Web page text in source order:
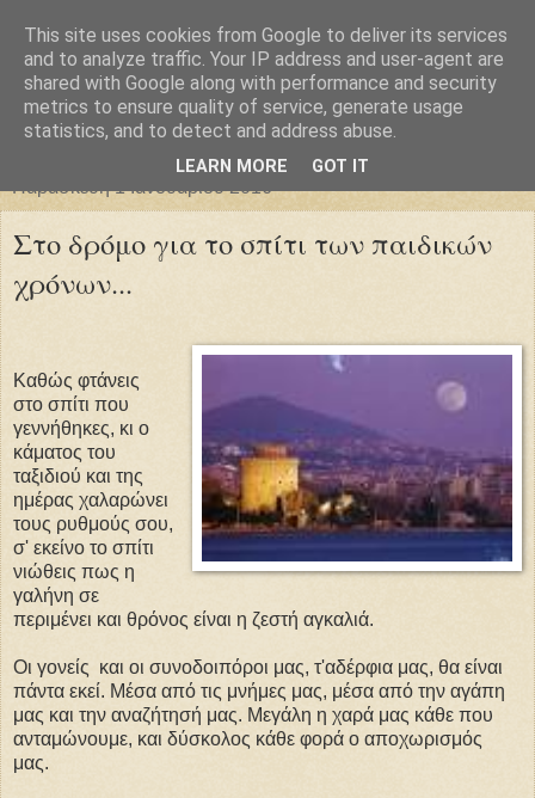
Φιλαρέτη
"ἄγει πρός φῶς τήν ἀλήθειαν χρόνος" -- Μένανδρος
Παρασκευή 1 Ιανουαρίου 2016
Στο δρόμο για το σπίτι των παιδικών
χρόνων...
Καθώς φτάνεις
στο σπίτι που
γεννήθηκες, κι ο
κάματος του
ταξιδιού και της
ημέρας χαλαρώνει
τους ρυθμούς σου,
σ' εκείνο το σπίτι
νιώθεις πως η
γαλήνη σε
περιμένει και θρόνος είναι η ζεστή αγκαλιά.
Οι γονείς και οι συνοδοιπόροι μας, τ'αδέρφια μας, θα είναι
πάντα εκεί. Μέσα από τις μνήμες μας, μέσα από την αγάπη
μας και την αναζήτησή μας. Μεγάλη η χαρά μας κάθε που
ανταμώνουμε, και δύσκολος κάθε φορά ο αποχωρισμός
μας.
This site uses cookies from Google to deliver its services
and to analyze traffic. Your IP address and user-agent are
shared with Google along with performance and security
metrics to ensure quality of service, generate usage
statistics, and to detect and address abuse.
LEARN MORE GOT IT